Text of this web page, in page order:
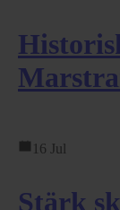
16 Jul
Stärk